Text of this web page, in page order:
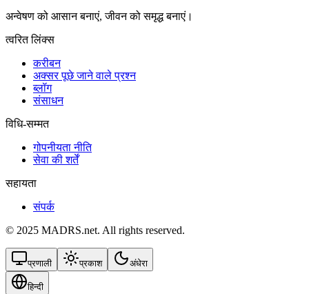
अन्वेषण को आसान बनाएं, जीवन को समृद्ध बनाएं।
त्वरित लिंक्स
करीबन
अक्सर पूछे जाने वाले प्रश्न
ब्लॉग
संसाधन
विधि-सम्‍मत
गोपनीयता नीति
सेवा की शर्तें
सहायता
संपर्क
© 2025 MADRS.net. All rights reserved.
प्रणाली प्रकाश अंधेरा
हिन्दी